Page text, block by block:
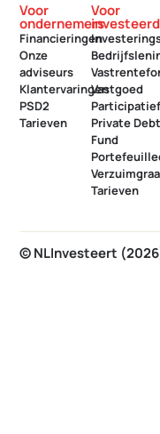
Voor
ondernemers
Financieringen
Onze
adviseurs
Klantervaringen
PSD2
Tarieven
Voor
Vastgoed
Private Debt
Fund
Tarieven
© NLInvesteert